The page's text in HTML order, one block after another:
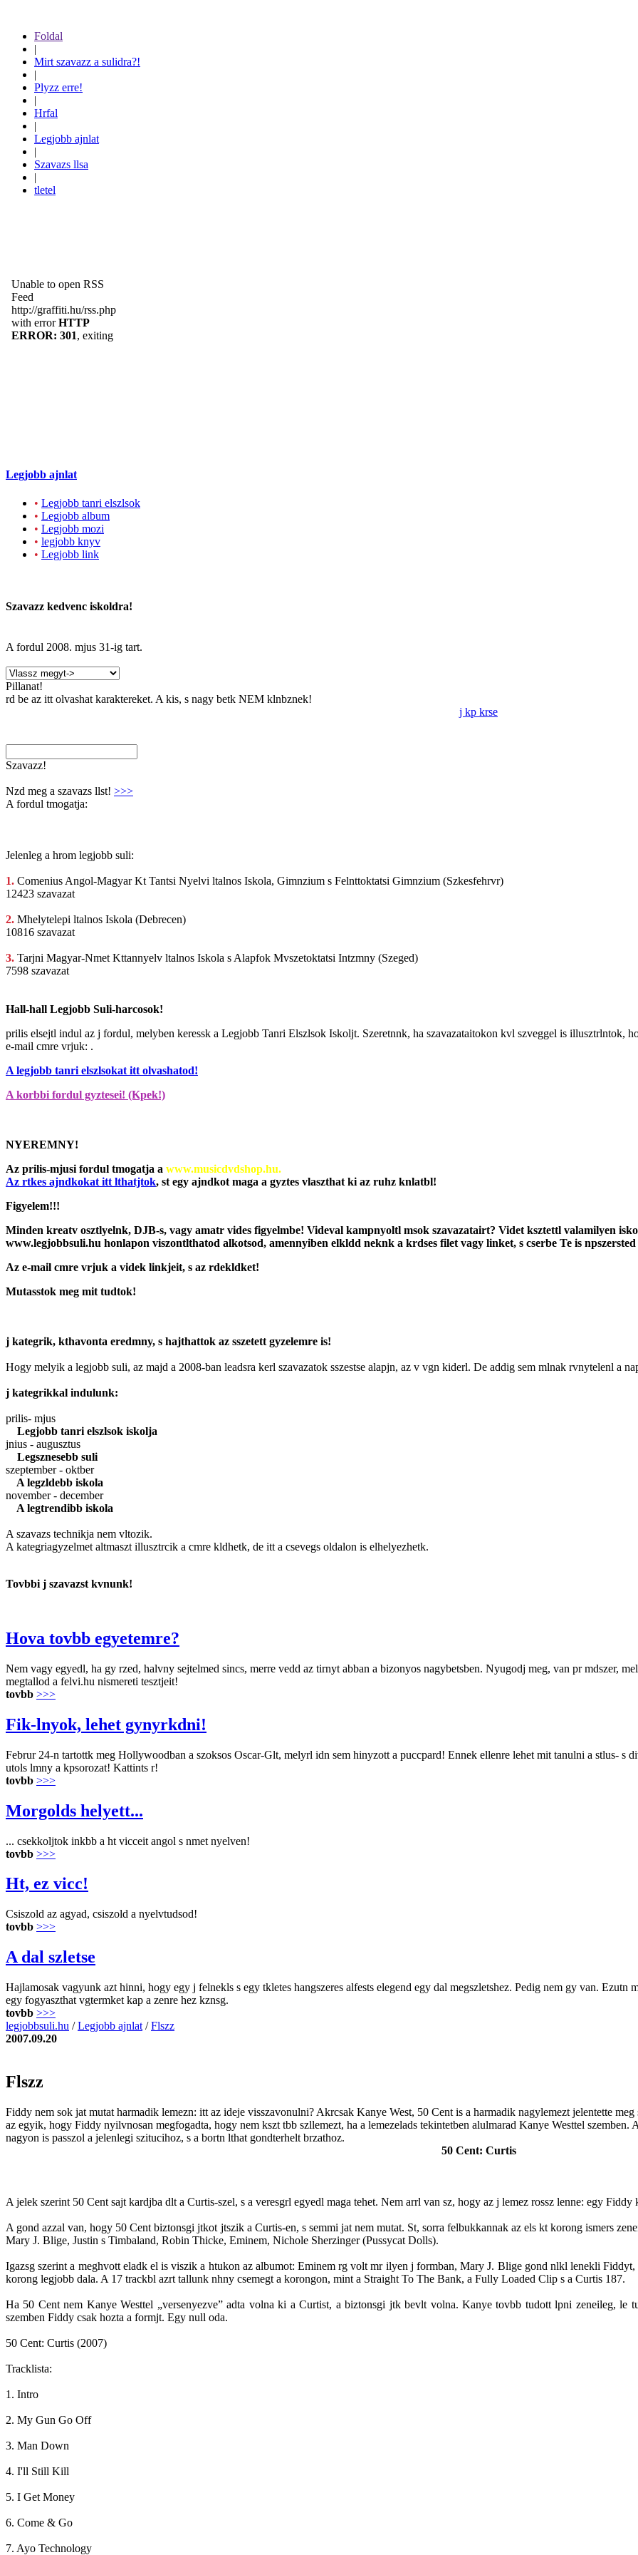
Foldal
|
Mirt szavazz a sulidra?!
|
Plyzz erre!
|
Hrfal
|
Legjobb ajnlat
|
Szavazs llsa
|
tletel
Legjobb ajnlat
• Legjobb tanri elszlsok
• Legjobb album
• Legjobb mozi
• legjobb knyv
• Legjobb link
Szavazz kedvenc iskoldra!
A fordul 2008. mjus 31-ig tart.
Pillanat!
rd be az itt olvashat karaktereket. A kis, s nagy betk NEM klnbznek!
j kp krse
Szavazz!
Nzd meg a szavazs llst! >>>
A fordul tmogatja:
Jelenleg a hrom legjobb suli:
1. Comenius Angol-MagyarKt Tantsi Nyelvi ltalnos Iskola, Gimnzium s Felnttoktatsi Gimnzium (Szkesfehrvr)
12423 szavazat
2. Mhelytelepi ltalnos Iskola (Debrecen)
10816 szavazat
3. Tarjni Magyar-Nmet Kttannyelv ltalnos Iskola s Alapfok Mvszetoktatsi Intzmny (Szeged)
7598 szavazat
Hall-hall Legjobb Suli-harcosok!
prilis elsejtl indul az j fordul, melyben keressk a Legjobb Tanri Elszlsok Iskoljt. Szeretnnk, ha szavazataitokon kvl szveggel is illusztrlntok,
e-mail cmre vrjuk: .
A legjobb tanri elszlsokat itt olvashatod!
A korbbi fordul gyztesei! (Kpek!)
NYEREMNY!
Az prilis-mjusi fordul tmogatja a www.musicdvdshop.hu.
Az rtkes ajndkokat itt lthatjtok, st egy ajndkot maga a gyztes vlaszthat ki az ruhz knlatbl!
Figyelem!!!
Minden kreatv osztlyelnk, DJB-s, vagy amatr vides figyelmbe! Videval kampnyoltl msok szavazatairt? Videt ksztettl valamilyen
www.legjobbsuli.hu honlapon viszontlthatod alkotsod, amennyiben elkldd neknk a krdses filet vagy linket, s cserbe Te is
Az e-mail cmre vrjuk a videk linkjeit, s az rdekldket!
Mutasstok meg mit tudtok!
j kategrik, kthavonta eredmny, s hajthattok az sszetett gyzelemre is!
Hogy melyik a legjobb suli, az majd a 2008-ban leadsra kerl szavazatok sszestse alapjn, az v vgn kiderl. De addig sem mlnak rvnytelenl a
j kategrikkal indulunk:
prilis- mjus
Legjobb tanri elszlsok iskolja
jnius - augusztus
Legsznesebb suli
szeptember - oktber
A legzldebb iskola
november - december
A legtrendibb iskola
A szavazs technikja nem vltozik.
A kategriagyzelmet altmaszt illusztrcik a cmre kldhetk, de itt a csevegs oldalon is elhelyezhetk.
Tovbbi j szavazst kvnunk!
Hova tovbb egyetemre?
Nem vagy egyedl, ha gy rzed, halvny sejtelmed sincs, merre vedd az tirnyt abban a bizonyos nagybetsben. Nyugodj meg, van pr mdszer,
megtallod a felvi.hu nismereti tesztjeit!
tovbb >>>
Fik-lnyok, lehet gynyrkdni!
Februr 24-n tartottk meg Hollywoodban a szoksos Oscar-Glt, melyrl idn sem hinyzott a puccpard! Ennek ellenre lehet mit tanulni a stlus- s
utols lmny a kpsorozat! Kattints r!
tovbb >>>
Morgolds helyett...
... csekkoljtok inkbb a ht vicceit angol s nmet nyelven!
tovbb >>>
Ht, ez vicc!
Csiszold az agyad, csiszold a nyelvtudsod!
tovbb >>>
A dal szletse
Hajlamosak vagyunk azt hinni, hogy egy j felnekls s egy tkletes hangszeres alfests elegend egy dal megszletshez. Pedig nem gy van.
egy fogyaszthat vgtermket kap a zenre hez kznsg.
tovbb >>>
legjobbsuli.hu /Legjobb ajnlat /Flszz
2007.09.20
Flszz
Fiddy nem sok jat mutat harmadik lemezn: itt az ideje visszavonulni? Akrcsak Kanye West, 50 Cent is a harmadik nagylemezt jelentette
az egyik, hogy Fiddy nyilvnosan megfogadta, hogy nem kszt tbb szllemezt, ha a lemezelads tekintetben alulmarad Kanye Westtel
nagyon is passzol a jelenlegi szitucihoz, s a bortn lthat gondterhelt brzathoz.
50 Cent: Curtis
A jelek szerint 50 Cent sajt kardjba dlt a Curtis-szel, s a veresgrl egyedl maga tehet. Nem arrl van sz, hogy az j lemez rossz lenne: egy
A gond azzal van, hogy 50 Cent biztonsgi jtkot jtszik a Curtis-en, s semmi jat nem mutat. St, sorra felbukkannak az els kt korong ismers
Mary J. Blige, Justin s Timbaland, Robin Thicke, Eminem, Nichole Sherzinger (Pussycat Dolls).
Igazsg szerint a meghvott eladk el is viszik a htukon az albumot: Eminem rg volt mr ilyen j formban, Mary J. Blige gond nlkl lenekli
korong legjobb dala. A 17 trackbl azrt tallunk nhny csemegt a korongon, mint a Straight To The Bank, a Fully Loaded Clip s a Curtis 187.
Ha 50 Cent nem Kanye Westtel „versenyezve” adta volna ki a Curtist, a biztonsgi jtk bevlt volna. Kanye tovbb tudott lpni zeneileg, le
szemben Fiddy csak hozta a formjt. Egy null oda.
50 Cent: Curtis (2007)
Tracklista:
1. Intro
2. My Gun Go Off
3. Man Down
4. I'll Still Kill
5. I Get Money
6. Come & Go
7. Ayo Technology